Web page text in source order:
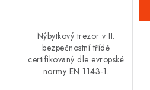
Nýbytkový trezor v II.
bezpečnostní třídě
certifikovaný dle evropské
normy EN 1143-1.